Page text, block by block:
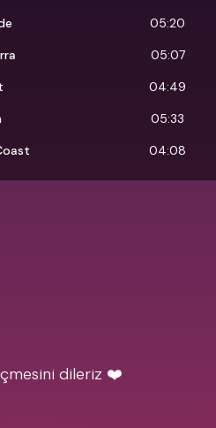
05:20
05:07
04:49
05:33
04:08
dileriz ❤️